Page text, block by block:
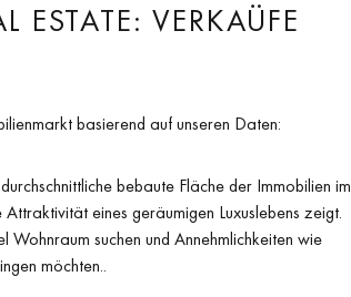
ESTATE: VERKAÜFE
basierend auf unseren Daten:
bebaute Fläche der Immobilien im
eines geräumigen Luxuslebens zeigt.
Wohnraum suchen und Annehmlichkeiten wie
möchten..